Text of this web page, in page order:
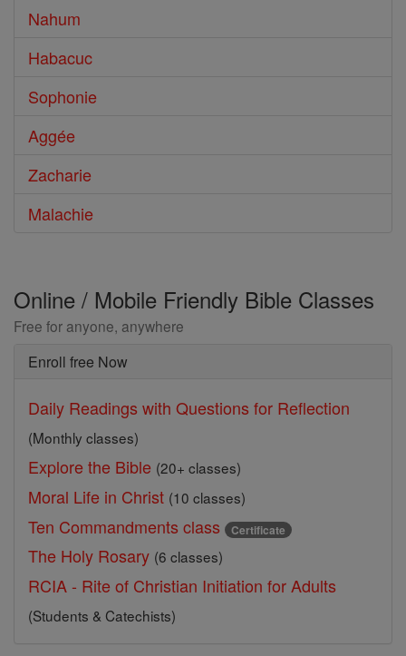
Nahum
Habacuc
Sophonie
Aggée
Zacharie
Malachie
Online / Mobile Friendly Bible Classes
Free for anyone, anywhere
Enroll free Now
Daily Readings with Questions for Reflection
(Monthly classes)
Explore the Bible (20+ classes)
Moral Life in Christ (10 classes)
Ten Commandments class Certificate
The Holy Rosary (6 classes)
RCIA - Rite of Christian Initiation for Adults
(Students & Catechists)